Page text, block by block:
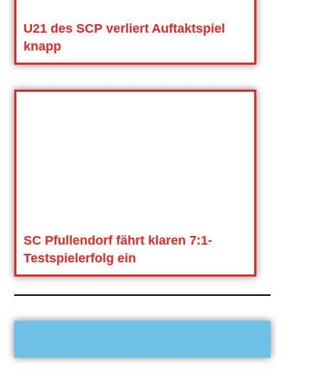
U21 des SCP verliert Auftaktspiel
knapp
SC Pfullendorf fährt klaren 7:1-
Testspielerfolg ein